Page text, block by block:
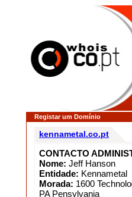
Registar um Domínio
kennametal.co.pt
CONTACTO
Nome: Jeff Hanson
Entidade: Kennametal
Morada: 1600
PA Pensylvania